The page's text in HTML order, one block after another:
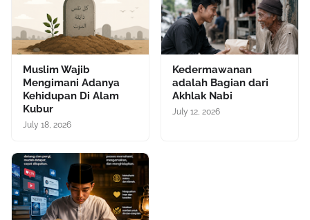
Muslim Wajib
Mengimani Adanya
Kehidupan Di Alam
Kubur
July 18, 2026
Kedermawanan
adalah Bagian dari
Akhlak Nabi
July 12, 2026